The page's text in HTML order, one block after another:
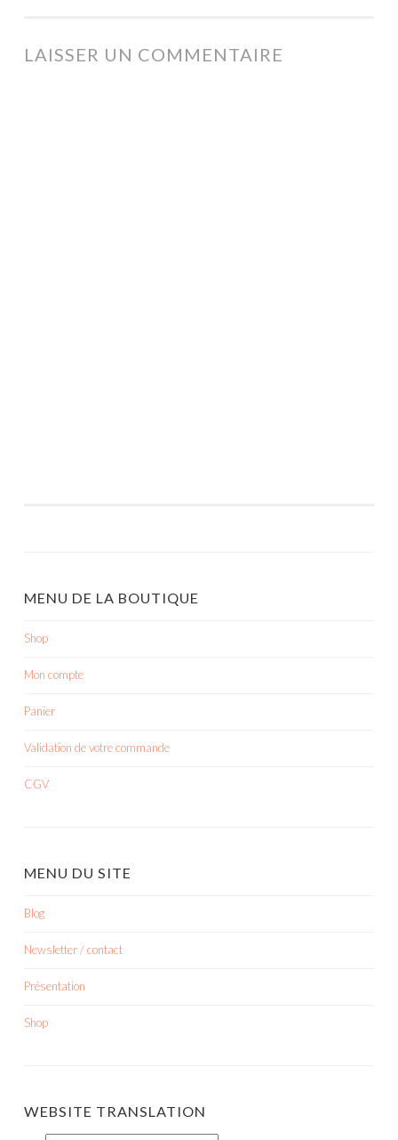
ARTICLES
LAISSER UN COMMENTAIRE
MENU DE LA BOUTIQUE
Shop
Mon compte
Panier
Validation de votre commande
CGV
MENU DU SITE
Blog
Newsletter / contact
Présentation
Shop
WEBSITE TRANSLATION